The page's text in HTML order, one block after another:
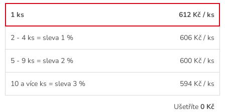
1 ks 612 Kč / ks
2 - 4 ks = sleva 1 % 606 Kč / ks
5 - 9 ks = sleva 2 % 600 Kč / ks
10 a více ks = sleva 3 % 594 Kč / ks
Ušetříte 0 Kč